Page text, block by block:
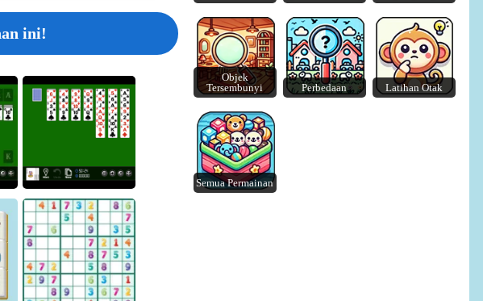
ini! Merge Blocks 2048 Lazy Dog
Objek
Tersembunyi
Perbedaan Latihan Otak
Semua Permainan